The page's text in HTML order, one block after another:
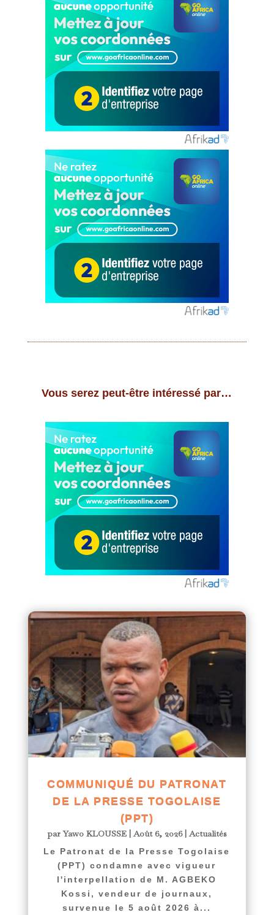
Vous serez peut-être intéressé par…
COMMUNIQUÉ DU PATRONAT
DE LA PRESSE TOGOLAISE
(PPT)
parYawo KLOUSSE|Août 6, 2026|Actualités
Le Patronat de la Presse Togolaise
(PPT) condamne avec vigueur
l'interpellation de M. AGBEKO
Kossi, vendeur de journaux,
survenue le 5 août 2026 à...